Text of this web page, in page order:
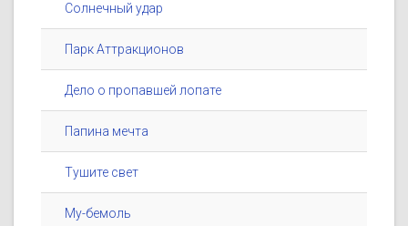
Солнечный удар
Парк Аттракционов
Дело о пропавшей лопате
Папина мечта
Тушите свет
Му-бемоль